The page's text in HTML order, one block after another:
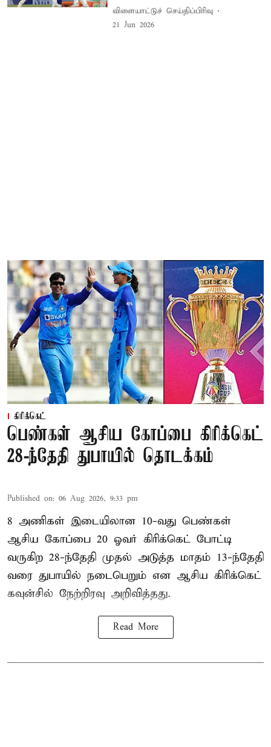
விளையாட்டுச் செய்திப்பிரிவு
21 Jun 2026
கிரிக்கெட்
பெண்கள் ஆசிய கோப்பை கிரிக்கெட்
28-ந்தேதி துபாயில் தொடக்கம்
Published on: 06 Aug 2026, 9:33 pm
8 அணிகள் இடையிலான 10-வது பெண்கள்
ஆசிய கோப்பை 20 ஓவர் கிரிக்கெட் போட்டி
வருகிற 28-ந்தேதி முதல் அடுத்த மாதம் 13-ந்தேதி
வரை துபாயில் நடைபெறும் என ஆசிய கிரிக்கெட்
கவுன்சில் நேற்றிரவு அறிவித்தது.
Read More